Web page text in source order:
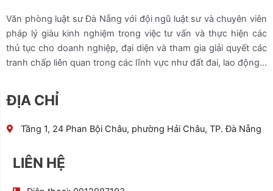
Văn phòng luật sư Đà Nẵng với đội ngũ luật sư và chuyên viên
pháp lý giàu kinh nghiệm trong việc tư vấn và thực hiện các
thủ tục cho doanh nghiệp, đại diện và tham gia giải quyết các
tranh chấp liên quan trong các lĩnh vực như đất đai, lao động…
ĐỊA CHỈ
Tầng 1, 24 Phan Bội Châu, phường Hải Châu, TP. Đà Nẵng
LIÊN HỆ